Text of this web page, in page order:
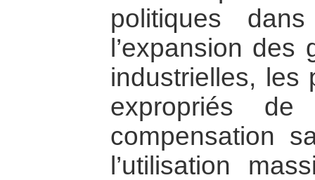
politiques
l’expansion des
industrielles, les
expropriés
compensation
l’utilisation